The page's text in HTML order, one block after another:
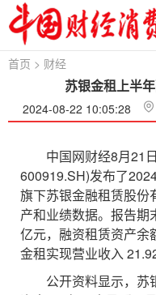
首页 > 财经
苏银金租上半
2024-08-22 10:05:28
中国网财经8月21日
600919.SH)发布了
旗下苏银金融租赁股份
产和业绩数据。报告期
亿元，融资租赁资产余
金租实现营业收入
公开资料显示，苏